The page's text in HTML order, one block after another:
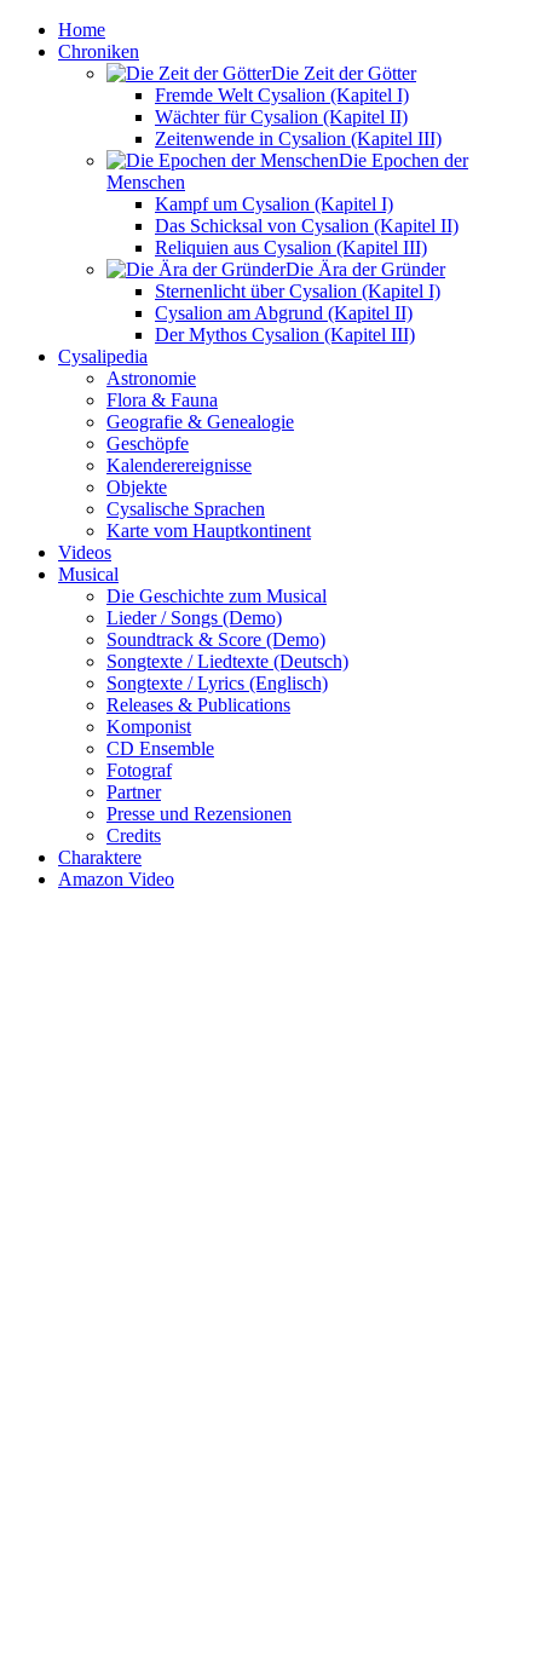
Home
Chroniken
Die Zeit der Götter
Fremde Welt Cysalion (Kapitel I)
Wächter für Cysalion (Kapitel II)
Zeitenwende in Cysalion (Kapitel III)
Die Epochen der
Menschen
Kampf um Cysalion (Kapitel I)
Das Schicksal von Cysalion (Kapitel II)
Reliquien aus Cysalion (Kapitel III)
Die Ära der Gründer
Sternenlicht über Cysalion (Kapitel I)
Cysalion am Abgrund (Kapitel II)
Der Mythos Cysalion (Kapitel III)
Cysalipedia
Astronomie
Flora & Fauna
Geografie & Genealogie
Geschöpfe
Kalenderereignisse
Objekte
Cysalische Sprachen
Karte vom Hauptkontinent
Videos
Musical
Die Geschichte zum Musical
Lieder / Songs (Demo)
Soundtrack & Score (Demo)
Songtexte / Liedtexte (Deutsch)
Songtexte / Lyrics (Englisch)
Releases & Publications
Komponist
CD Ensemble
Fotograf
Partner
Presse und Rezensionen
Credits
Charaktere
Amazon Video